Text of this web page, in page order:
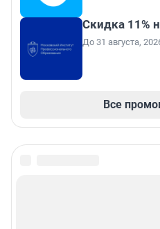
Скидка 11%
До 31 августа,
Все